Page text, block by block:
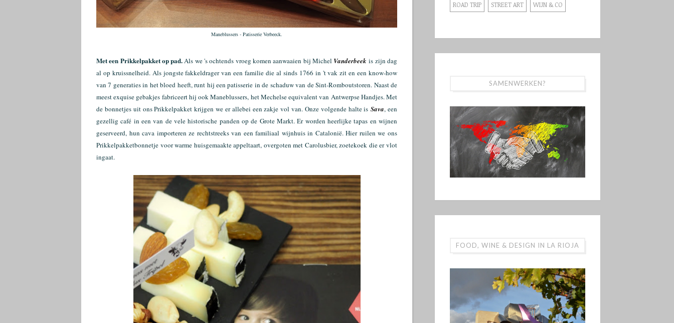
Maneblussers - Patisserie Verbeeck.
Met een Prikkelpakket op pad.Als we 's ochtends vroeg komen aanwaaien bij Michel Vanderbeek is zijn dag
al op kruissnelheid. Als jongste fakkeldrager van een familie die al sinds 1766 in 't vak zit en een know-how
van 7 generaties in het bloed heeft, runt hij een patisserie in de schaduw van de Sint-Romboutstoren. Naast de
meest exquise gebakjes fabriceert hij ook Maneblussers, het Mechelse equivalent van Antwerpse Handjes. Met
de bonnetjes uit ons Prikkelpakket krijgen we er allebei een zakje vol van. Onze volgende halte is Sava, een
gezellig café in een van de vele historische panden op de Grote Markt. Er worden heerlijke tapas en wijnen
geserveerd, hun cava importeren ze rechtstreeks van een familiaal wijnhuis in Catalonië. Hier ruilen we ons
Prikkelpakketbonnetje voor warme huisgemaakte appeltaart, overgoten met Carolusbier, zoetekoek die er vlot
ingaat.
ROAD TRIP STREET ART WIJN & CO
SAMENWERKEN?
FOOD, WINE & DESIGN IN LA RIOJA